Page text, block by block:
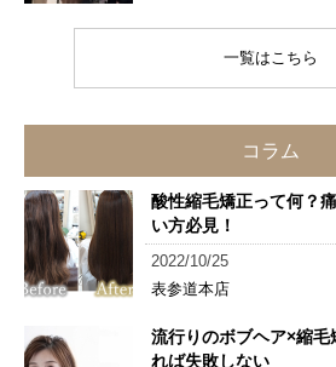
一覧はこちら
コラム
酸性縮毛矯正って何？
い方必見！
2022/10/25
表参道本店
流行りのボブヘア×縮
れば失敗しない